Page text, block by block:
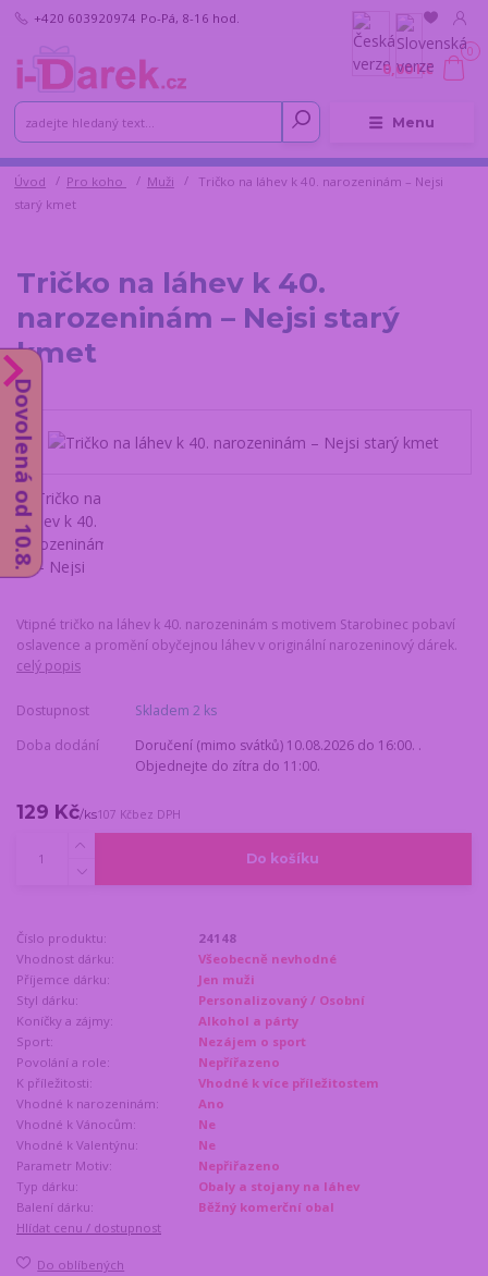
Menu
+420 603920974 Po-Pá, 8-16 hod.
0
0,00 Kč
Úvod Pro koho Muži
Tričko na láhev k 40. narozeninám – Nejsi
starý kmet
Tričko na láhev k 40.
narozeninám – Nejsi starý
kmet
Vtipné tričko na láhev k 40. narozeninám s motivem Starobinec pobaví
oslavence a promění obyčejnou láhev v originální narozeninový dárek.
celý popis
Dostupnost
Skladem 2 ks
Doba dodání
Doručení (mimo svátků) 10.08.2026 do 16:00. .
Objednejte do zítra do 11:00.
129 Kč/ks107 Kčbez DPH
Do košíku
Číslo produktu:
24148
Vhodnost dárku:
Všeobecně nevhodné
Příjemce dárku:
Jen muži
Styl dárku:
Personalizovaný / Osobní
Koníčky a zájmy:
Alkohol a párty
Sport:
Nezájem o sport
Povolání a role:
Nepřířazeno
K příležitosti:
Vhodné k více příležitostem
Vhodné k narozeninám:
Ano
Vhodné k Vánocům:
Ne
Vhodné k Valentýnu:
Ne
Parametr Motiv:
Nepřiřazeno
Typ dárku:
Obaly a stojany na láhev
Balení dárku:
Běžný komerční obal
Hlídat cenu / dostupnost
Do oblíbených
Dovolená od 10.8.